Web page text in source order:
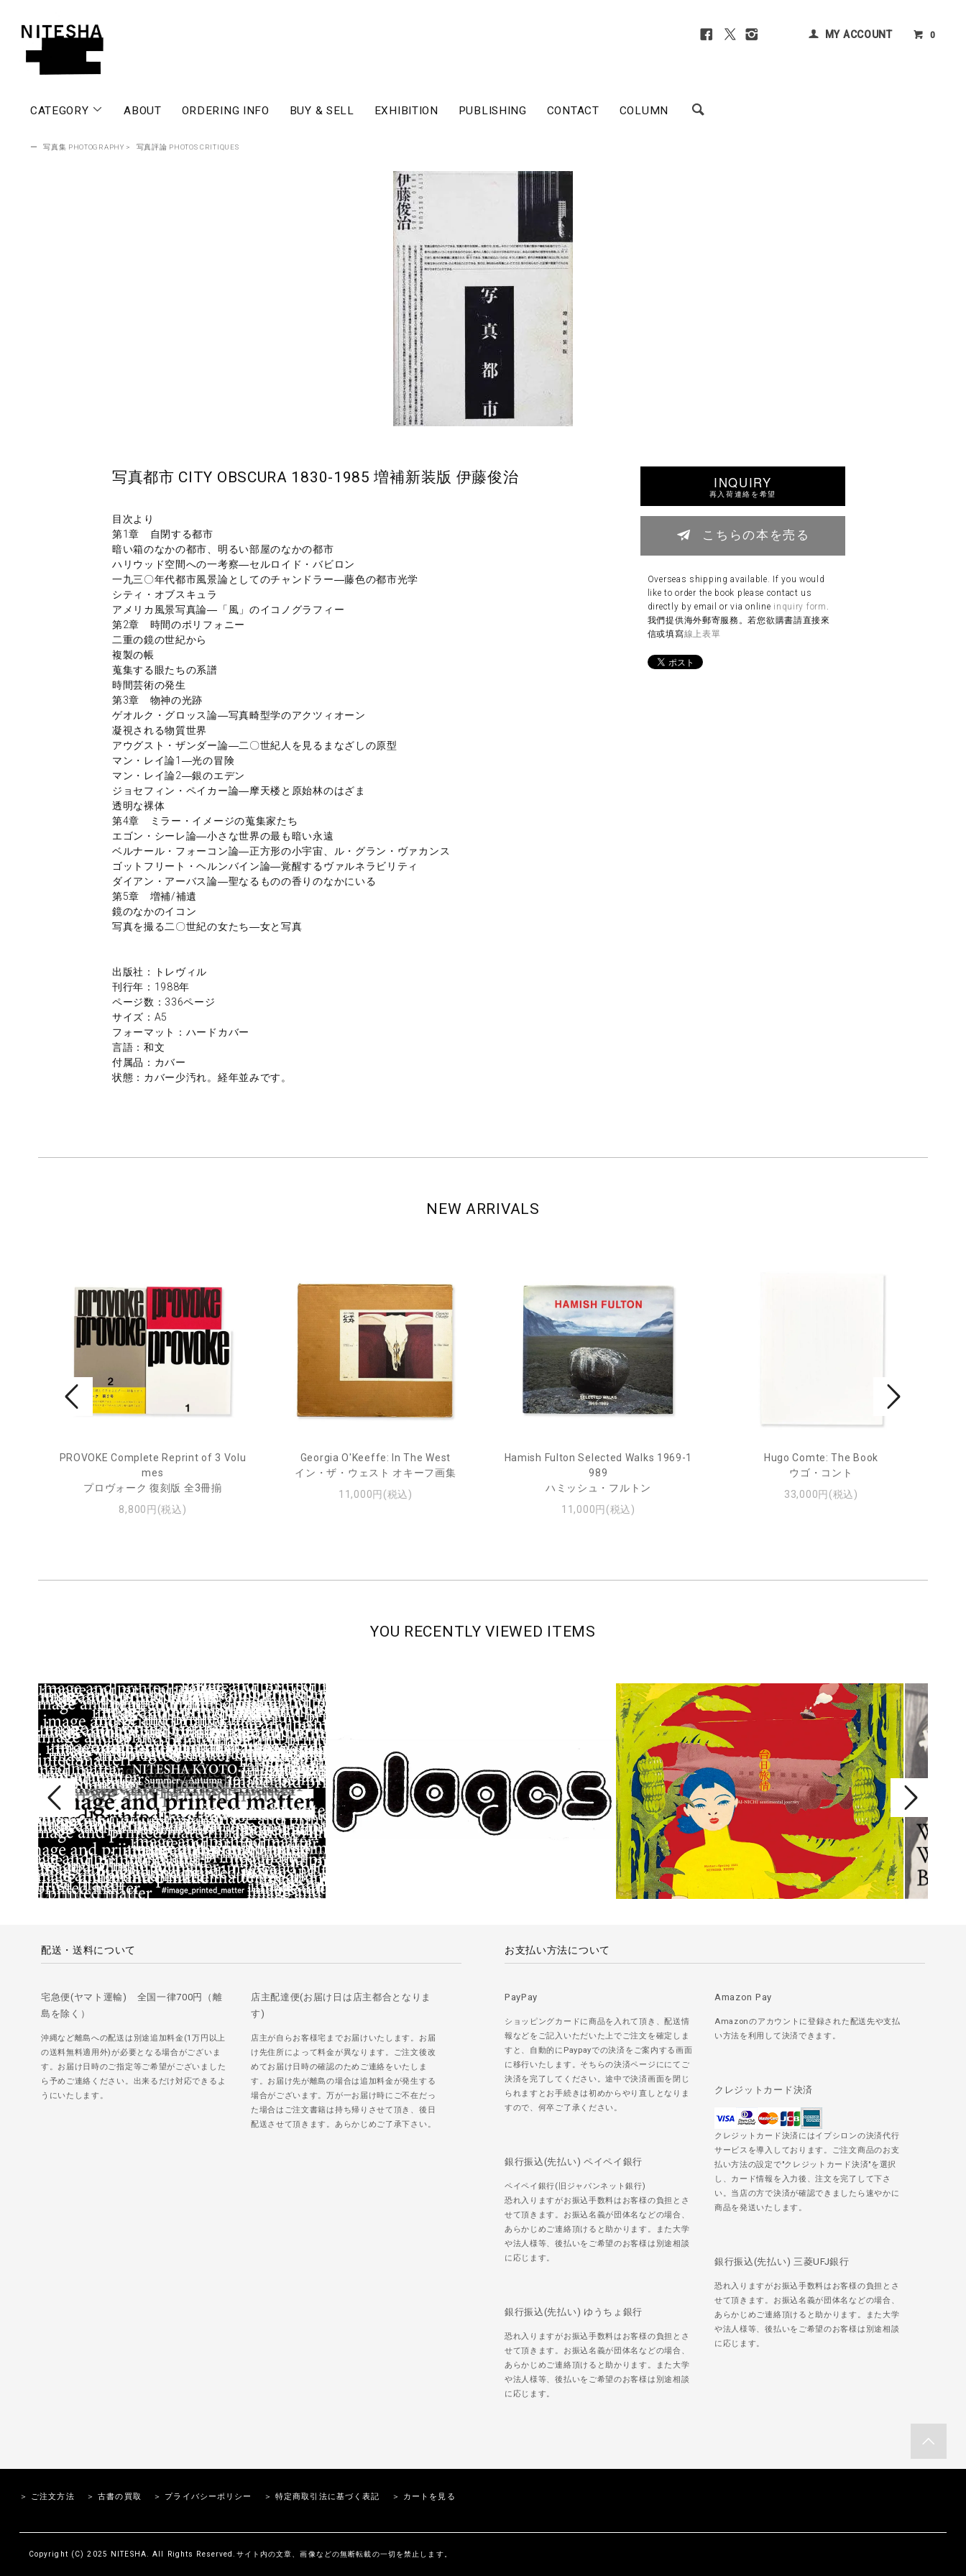
MY ACCOUNT 0
CATEGORY ABOUT ORDERING INFO BUY & SELL EXHIBITION PUBLISHING CONTACT COLUMN
ー 写真集 PHOTOGRAPHY > 写真評論 PHOTOS CRITIQUES
写真都市 CITY OBSCURA 1830-1985 増補新装版 伊藤俊治
目次より
第1章 自閉する都市
暗い箱のなかの都市、明るい部屋のなかの都市
ハリウッド空間への一考察―セルロイド・バビロン
一九三〇年代都市風景論としてのチャンドラー―藤色の都市光学
シティ・オブスキュラ
アメリカ風景写真論―「風」のイコノグラフィー
第2章 時間のポリフォニー
二重の鏡の世紀から
複製の帳
蒐集する眼たちの系譜
時間芸術の発生
第3章 物神の光跡
ゲオルク・グロッス論―写真畸型学のアクツィオーン
凝視される物質世界
アウグスト・ザンダー論―二〇世紀人を見るまなざしの原型
マン・レイ論1―光の冒険
マン・レイ論2―銀のエデン
ジョセフィン・ペイカー論―摩天楼と原始林のはざま
透明な裸体
第4章 ミラー・イメージの蒐集家たち
エゴン・シーレ論―小さな世界の最も暗い永遠
ベルナール・フォーコン論―正方形の小宇宙、ル・グラン・ヴァカンス
ゴットフリート・ヘルンバイン論―覚醒するヴァルネラビリティ
ダイアン・アーバス論―聖なるものの香りのなかにいる
第5章 増補/補遺
鏡のなかのイコン
写真を撮る二〇世紀の女たち―女と写真
出版社：トレヴィル
刊行年：1988年
ページ数：336ページ
サイズ：A5
フォーマット：ハードカバー
言語：和文
付属品：カバー
状態：カバー少汚れ。経年並みです。
INQUIRY
再入荷連絡を希望
こちらの本を売る
Overseas shipping available. If you would
like to order the book please contact us
directly by email or via online inquiry form .
我們提供海外郵寄服務。若您欲購書請直接來
信或填寫線上表單
NEW ARRIVALS
PROVOKE Complete Reprint of 3 Volu
mes
プロヴォーク 復刻版 全3冊揃
8,800円(税込)
Georgia O'Keeffe: In The West
イン・ザ・ウェスト オキーフ画集
11,000円(税込)
Hamish Fulton Selected Walks 1969-1
989
ハミッシュ・フルトン
11,000円(税込)
Hugo Comte: The Book
ウゴ・コント
33,000円(税込)
YOU RECENTLY VIEWED ITEMS
配送・送料について
宅急便(ヤマト運輸) 全国一律700円（離
島を除く）
沖縄など離島への配送は別途追加料金(1万円以上
の送料無料適用外)が必要となる場合がございま
す。お届け日時のご指定等ご希望がございました
ら予めご連絡ください。出来るだけ対応できるよ
うにいたします。
店主配達便(お届け日は店主都合となりま
す)
店主が自らお客様宅までお届けいたします。お届
け先住所によって料金が異なります。ご注文後改
めてお届け日時の確認のためご連絡をいたしま
す。お届け先が離島の場合は追加料金が発生する
場合がございます。万が一お届け時にご不在だっ
た場合はご注文書籍は持ち帰りさせて頂き、後日
配送させて頂きます。あらかじめご了承下さい。
お支払い方法について
PayPay
ショッピングカードに商品を入れて頂き、配送情
報などをご記入いただいた上でご注文を確定しま
すと、自動的にPaypayでの決済をご案内する画面
に移行いたします。そちらの決済ページににてご
決済を完了してください。途中で決済画面を閉じ
られますとお手続きは初めからやり直しとなりま
すので、何卒ご了承ください。
Amazon Pay
Amazonのアカウントに登録された配送先や支払
い方法を利用して決済できます。
クレジットカード決済
クレジットカード決済にはイプシロンの決済代行
サービスを導入しております。ご注文商品のお支
払い方法の設定で"クレジットカード決済"を選択
し、カード情報を入力後、注文を完了して下さ
い。当店の方で決済が確認できましたら速やかに
商品を発送いたします。
銀行振込(先払い) ペイペイ銀行
ペイペイ銀行(旧ジャパンネット銀行)
恐れ入りますがお振込手数料はお客様の負担とさ
せて頂きます。お振込名義が団体名などの場合、
あらかじめご連絡頂けると助かります。また大学
や法人様等、後払いをご希望のお客様は別途相談
に応じます。
銀行振込(先払い) 三菱UFJ銀行
恐れ入りますがお振込手数料はお客様の負担とさ
せて頂きます。お振込名義が団体名などの場合、
あらかじめご連絡頂けると助かります。また大学
や法人様等、後払いをご希望のお客様は別途相談
に応じます。
銀行振込(先払い) ゆうちょ銀行
恐れ入りますがお振込手数料はお客様の負担とさ
せて頂きます。お振込名義が団体名などの場合、
あらかじめご連絡頂けると助かります。また大学
や法人様等、後払いをご希望のお客様は別途相談
に応じます。
＞ ご注文方法 ＞ 古書の買取 ＞ プライバシーポリシー ＞ 特定商取引法に基づく表記 ＞ カートを見る
Copyright (C) 2025 NITESHA. All Rights Reserved.サイト内の文章、画像などの無断転載の一切を禁止します。